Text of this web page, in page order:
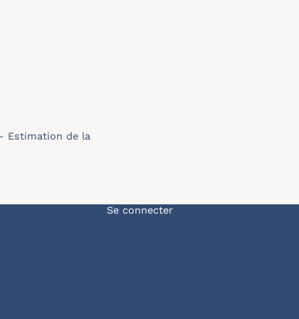
Estimation de la
Menu du compte de
Se connecter